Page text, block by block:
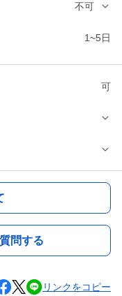
不可
1~5日
可
問する
リンクをコピー